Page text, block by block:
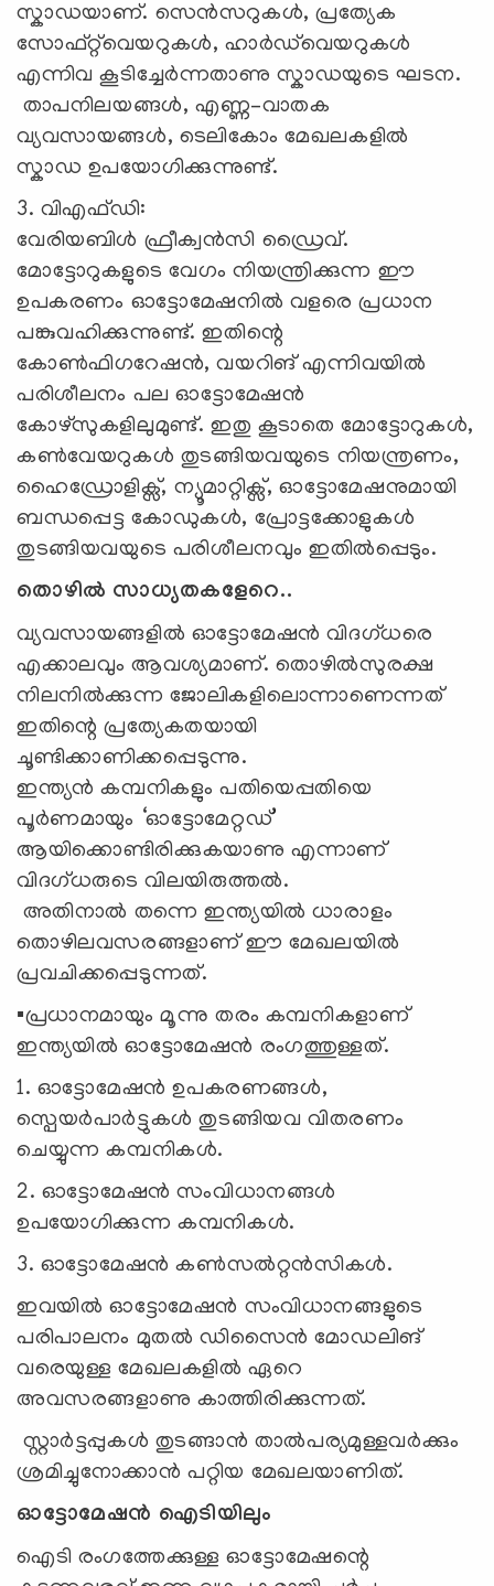
സ്കാഡയാണ്. സെൻസറുകൾ, പ്രത്യേക
സോഫ്റ്റ്‌വെയറുകൾ, ഹാർഡ്‌വെയറുകൾ
എന്നിവ കൂടിച്ചേർന്നതാണു സ്കാഡയുടെ ഘടന.
താപനിലയങ്ങൾ, എണ്ണ–വാതക
വ്യവസായങ്ങൾ, ടെലികോം മേഖലകളിൽ
സ്കാഡ ഉപയോഗിക്കുന്നുണ്ട്.
3. വിഎഫ്ഡി:
വേരിയബിൾ ഫ്രീക്വൻസി ഡ്രൈവ്.
മോട്ടോറുകളുടെ വേഗം നിയന്ത്രിക്കുന്ന ഈ
ഉപകരണം ഓട്ടോമേഷനിൽ വളരെ പ്രധാന
പങ്കുവഹിക്കുന്നുണ്ട്. ഇതിന്റെ
കോൺഫിഗറേഷൻ, വയറിങ് എന്നിവയിൽ
പരിശീലനം പല ഓട്ടോമേഷൻ
കോഴ്സുകളിലുമുണ്ട്. ഇതു കൂടാതെ മോട്ടോറുകൾ,
കൺവേയറുകൾ തുടങ്ങിയവയുടെ നിയന്ത്രണം,
ഹൈഡ്രോളിക്സ്, ന്യൂമാറ്റിക്സ്, ഓട്ടോമേഷനുമായി
ബന്ധപ്പെട്ട കോ‍ഡുകൾ, പ്രോട്ടക്കോളുകൾ
തുടങ്ങിയവയുടെ പരിശീലനവും ഇതിൽപ്പെടും.
തൊഴിൽ സാധ്യതകളേറെ..
വ്യവസായങ്ങളിൽ ഓട്ടോമേഷൻ വിദഗ്ധരെ
എക്കാലവും ആവശ്യമാണ്. തൊഴിൽസുരക്ഷ
നിലനിൽക്കുന്ന ജോലികളിലൊന്നാണെന്നത്
ഇതിന്റെ പ്രത്യേകതയായി
ചൂണ്ടിക്കാണിക്കപ്പെടുന്നു.
ഇന്ത്യൻ കമ്പനികളും പതിയെപ്പതിയെ
പൂർണമായും ‘ഓട്ടോമേറ്റഡ്’
ആയിക്കൊണ്ടിരിക്കുകയാണു എന്നാണ്
വിദഗ്ധരുടെ വിലയിരുത്തൽ.
അതിനാൽ തന്നെ ഇന്ത്യയിൽ ധാരാളം
തൊഴിലവസരങ്ങളാണ് ഈ മേഖലയിൽ
പ്രവചിക്കപ്പെടുന്നത്.
▪️പ്രധാനമായും മൂന്നു തരം കമ്പനികളാണ്
ഇന്ത്യയിൽ ഓട്ടോമേഷൻ രംഗത്തുള്ളത്.
1. ഓട്ടോമേഷൻ ഉപകരണങ്ങൾ,
സ്പെയർപാർട്ടുകൾ തുടങ്ങിയവ വിതരണം
ചെയ്യുന്ന കമ്പനികൾ.
2. ഓട്ടോമേഷൻ സംവിധാനങ്ങൾ
ഉപയോഗിക്കുന്ന കമ്പനികൾ.
3. ഓട്ടോമേഷൻ കൺസൽറ്റൻസികൾ.
ഇവയിൽ ഓട്ടോമേഷൻ സംവിധാനങ്ങളുടെ
പരിപാലനം മുതൽ ഡിസൈൻ മോഡലിങ്
വരെയുള്ള മേഖലകളിൽ ഏറെ
അവസരങ്ങളാണു കാത്തിരിക്കുന്നത്.
സ്റ്റാർട്ടപ്പുകൾ തുടങ്ങാൻ താൽപര്യമുള്ളവർക്കും
ശ്രമിച്ചുനോക്കാൻ പറ്റിയ മേഖലയാണിത്.
ഓട്ടോമേഷൻ ഐടിയിലും
ഐടി രംഗത്തേക്കുള്ള ഓട്ടോമേഷന്റെ